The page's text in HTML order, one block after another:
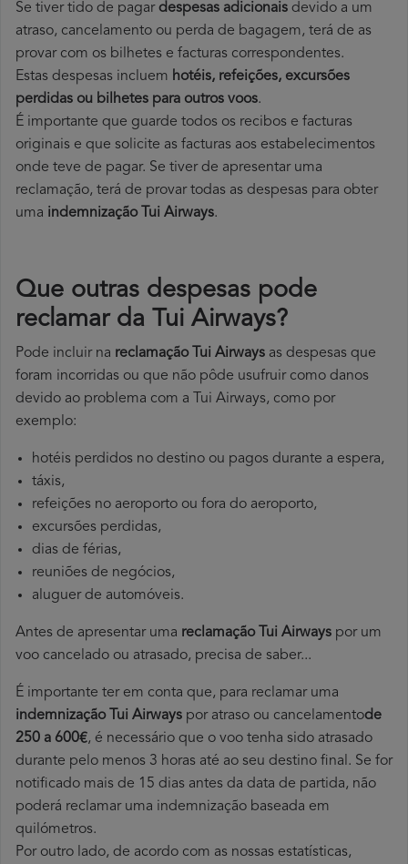
Se tiver tido de pagardespesas adicionais devido a um
atraso, cancelamento ou perda de bagagem, terá de as
provar com os bilhetes e facturas correspondentes.
Estas despesas incluem hotéis, refeições, excursões
perdidas ou bilhetes para outros voos.
É importante que guarde todos os recibos e facturas
originais e que solicite as facturas aos estabelecimentos
onde teve de pagar. Se tiver de apresentar uma
reclamação, terá de provar todas as despesas para obter
uma indemnização Tui Airways.
Que outras despesas pode
reclamar da Tui Airways?
Pode incluir na reclamação Tui Airways as despesas que
foram incorridas ou que não pôde usufruir como danos
devido ao problema com a Tui Airways, como por
exemplo:
hotéis perdidos no destino ou pagos durante a espera,
táxis,
refeições no aeroporto ou fora do aeroporto,
excursões perdidas,
dias de férias,
reuniões de negócios,
aluguer de automóveis.
Antes de apresentar uma reclamação Tui Airways por um
voo cancelado ou atrasado, precisa de saber...
É importante ter em conta que, para reclamar uma
indemnização Tui Airways por atraso ou cancelamentode
250 a 600€, é necessário que o voo tenha sido atrasado
durante pelo menos 3 horas até ao seu destino final. Se for
notificado mais de 15 dias antes da data de partida, não
poderá reclamar uma indemnização baseada em
quilómetros.
Por outro lado, de acordo com as nossas estatísticas,